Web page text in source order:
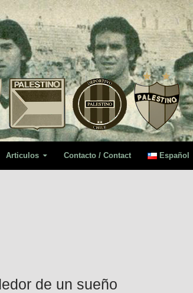
Articulos Contacto / Contact Español
de un sueño